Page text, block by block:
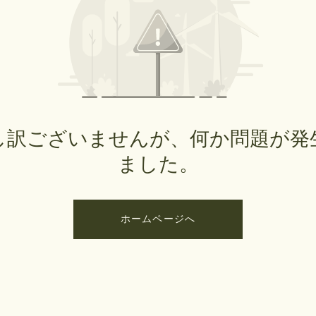
訳ございませんが、何か問題が発
ました。
ホームページへ